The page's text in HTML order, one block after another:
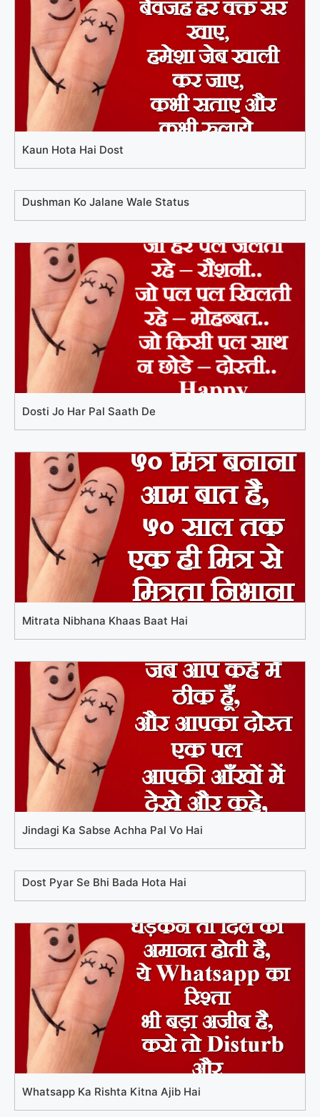
Kaun Hota Hai Dost
Dushman Ko Jalane Wale Status
Dosti Jo Har Pal Saath De
Mitrata Nibhana Khaas Baat Hai
Jindagi Ka Sabse Achha Pal Vo Hai
Dost Pyar Se Bhi Bada Hota Hai
Whatsapp Ka Rishta Kitna Ajib Hai